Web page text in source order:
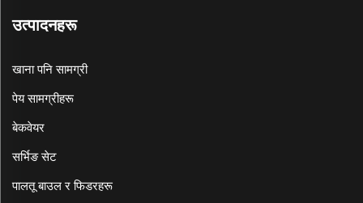
उत्पादनहरू
खाना पनि सामग्री
पेय सामग्रीहरू
बेकवेयर
सर्भिङ सेट
पालतू बाउल र फिडरहरू